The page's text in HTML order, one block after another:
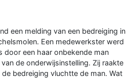
een melding van een bedreiging in
Een medewerkster werd
door een haar onbekende man
de onderwijsinstelling. Zij raakte
bedreiging vluchtte de man. Wat